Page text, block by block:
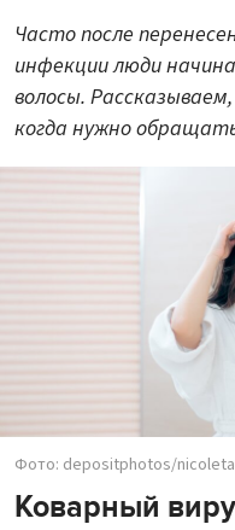
Часто после
инфекции люди
волосы.
когда нужно
Фото: depositphotos/
Коварный